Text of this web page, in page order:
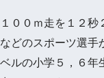
１００ｍ走を１２
などのスポーツ選手
ベルの小学５，６年